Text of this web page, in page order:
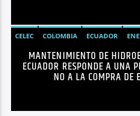
CELEC COLOMBIA ECUADOR
HIDROELÉCTRICAS
NOTICIAS
MANTENIMIENTO DE
ECUADOR RESPONDE A UNA
NO A LA COMPRA DE